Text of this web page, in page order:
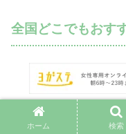
全国どこでもおす
実店舗に関しては、
ホーム 検索